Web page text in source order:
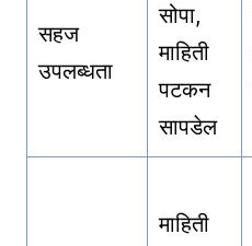
सहज
उपलब्धता
सोपा,
माहिती
पटकन
सापडेल
माहिती